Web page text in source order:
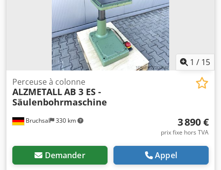
1 / 15
Bruchsal 330 km
Perceuse à colonne
ALZMETALLAB 3 ES -
Säulenbohrmaschine
3 890 €
prix fixe hors TVA
Demander Appel